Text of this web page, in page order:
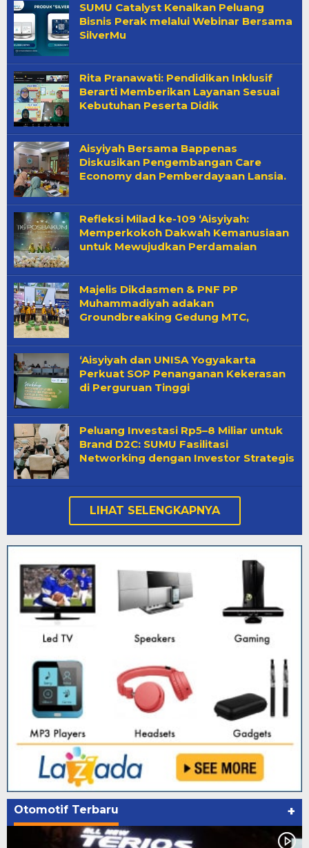
SUMU Catalyst Kenalkan Peluang
Bisnis Perak melalui Webinar Bersama
SilverMu
Rita Pranawati: Pendidikan Inklusif
Berarti Memberikan Layanan Sesuai
Kebutuhan Peserta Didik
Aisyiyah Bersama Bappenas
Diskusikan Pengembangan Care
Economy dan Pemberdayaan Lansia.
Refleksi Milad ke-109 ‘Aisyiyah:
Memperkokoh Dakwah Kemanusiaan
untuk Mewujudkan Perdamaian
Majelis Dikdasmen & PNF PP
Muhammadiyah adakan
Groundbreaking Gedung MTC,
‘Aisyiyah dan UNISA Yogyakarta
Perkuat SOP Penanganan Kekerasan
di Perguruan Tinggi
Peluang Investasi Rp5–8 Miliar untuk
Brand D2C: SUMU Fasilitasi
Networking dengan Investor Strategis
LIHAT SELENGKAPNYA
Otomotif Terbaru +